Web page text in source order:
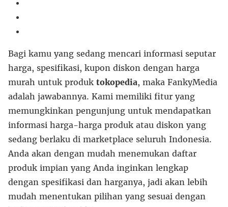
Bagi kamu yang sedang mencari informasi seputar
harga, spesifikasi, kupon diskon dengan harga
murah untuk produk tokopedia, maka FankyMedia
adalah jawabannya. Kami memiliki fitur yang
memungkinkan pengunjung untuk mendapatkan
informasi harga-harga produk atau diskon yang
sedang berlaku di marketplace seluruh Indonesia.
Anda akan dengan mudah menemukan daftar
produk impian yang Anda inginkan lengkap
dengan spesifikasi dan harganya, jadi akan lebih
mudah menentukan pilihan yang sesuai dengan